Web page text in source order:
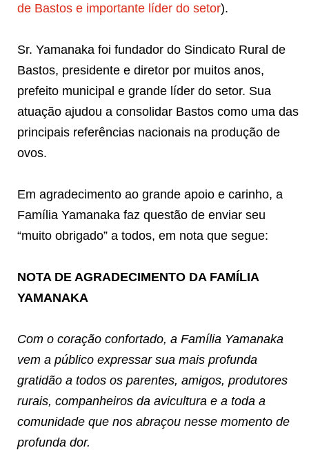
de Bastos e importante líder do setor).
Sr. Yamanaka foi fundador do Sindicato Rural de
Bastos, presidente e diretor por muitos anos,
prefeito municipal e grande líder do setor. Sua
atuação ajudou a consolidar Bastos como uma das
principais referências nacionais na produção de
ovos.
Em agradecimento ao grande apoio e carinho, a
Família Yamanaka faz questão de enviar seu
“muito obrigado” a todos, em nota que segue:
NOTA DE AGRADECIMENTO DA FAMÍLIA
YAMANAKA
Com o coração confortado, a Família Yamanaka
vem a público expressar sua mais profunda
gratidão a todos os parentes, amigos, produtores
rurais, companheiros da avicultura e a toda a
comunidade que nos abraçou nesse momento de
profunda dor.